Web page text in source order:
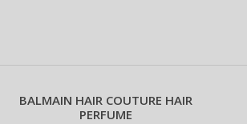
BALMAIN HAIR COUTURE HAIR
PERFUME